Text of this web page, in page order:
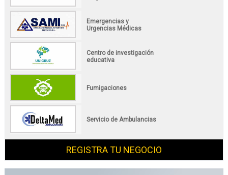
Emergencias y
Urgencias Médicas
Centro de investigación
educativa
Fumigaciones
Servicio de Ambulancias
REGISTRA TU NEGOCIO